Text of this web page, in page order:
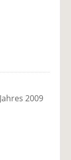
2009